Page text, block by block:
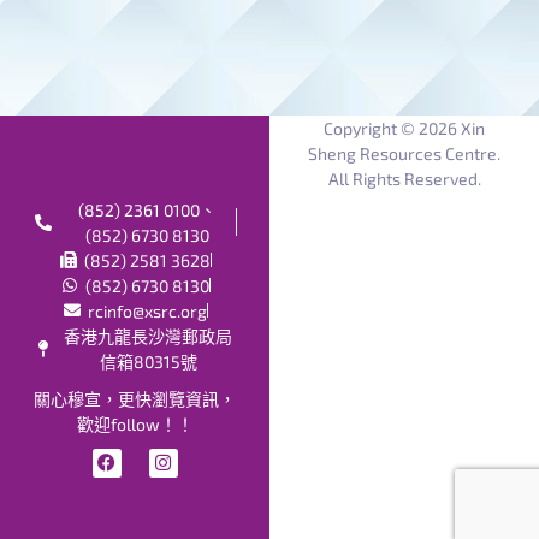
Copyright © 2026 Xin
Sheng Resources Centre.
All Rights Reserved.
(852) 2361 0100、
(852) 6730 8130
(852) 2581 3628
(852) 6730 8130
rcinfo@xsrc.org
香港九龍長沙灣郵政局
信箱80315號
關心穆宣，更快瀏覽資訊，
歡迎follow！！